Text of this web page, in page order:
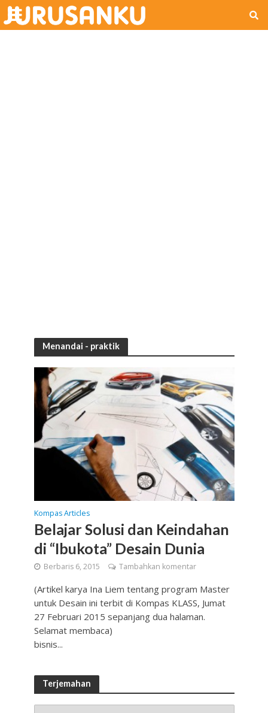
Menandai - praktik
Kompas Articles
Belajar Solusi dan Keindahan
di “Ibukota” Desain Dunia
Berbaris 6, 2015 Tambahkan komentar
(Artikel karya Ina Liem tentang program Master
untuk Desain ini terbit di Kompas KLASS, Jumat
27 Februari 2015 sepanjang dua halaman.
Selamat membaca)
bisnis...
Terjemahan